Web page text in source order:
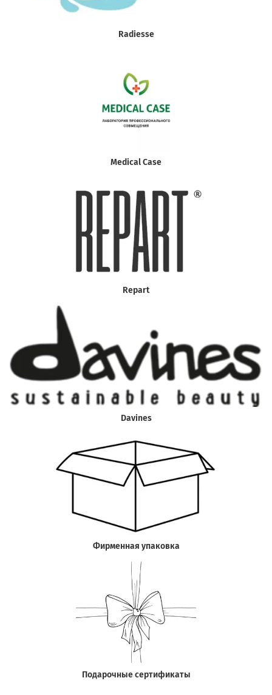
Radiesse
Medical Case
Repart
Davines
Фирменная упаковка
Подарочные сертификаты